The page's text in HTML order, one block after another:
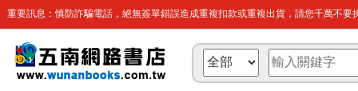
重要訊息：慎防詐騙電話，絕無簽單錯誤造成重複扣款或重複出貨，請您千萬不要